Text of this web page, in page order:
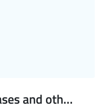
Vector-borne diseases and other emerging infections